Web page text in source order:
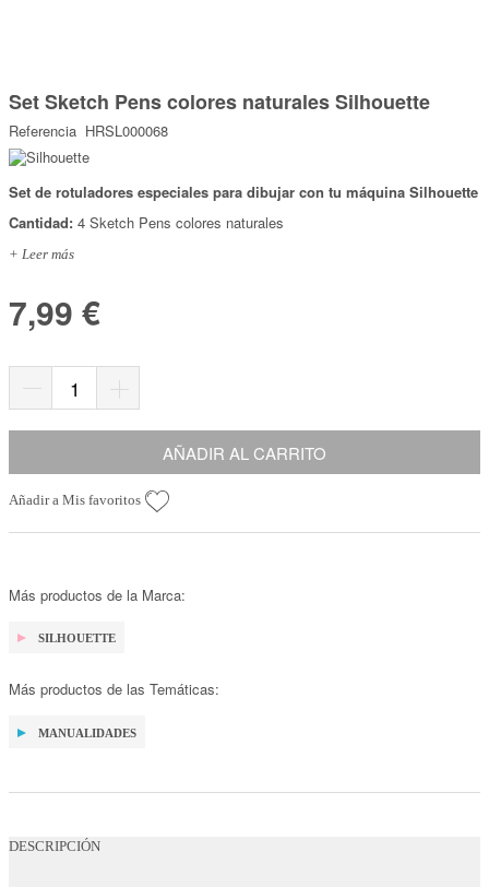
Top Ventas
Temática
Somos Kimidori
comienzo
de
la
galería
de
imágenes
Set Sketch Pens colores naturales Silhouette
Referencia HRSL000068
Set de rotuladores especiales para dibujar con tu máquina Silhouette
Cantidad: 4 Sketch Pens colores naturales
+ Leer más
7,99 €
AÑADIR AL CARRITO
Añadir a Mis favoritos
Más productos de la Marca:
SILHOUETTE
Más productos de las Temáticas:
MANUALIDADES
DESCRIPCIÓN